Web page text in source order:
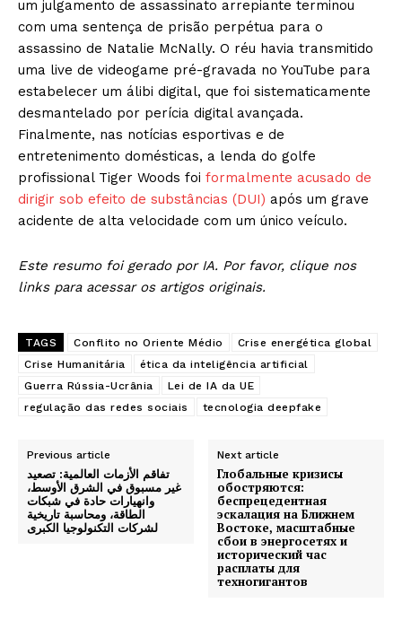
um julgamento de assassinato arrepiante terminou
com uma sentença de prisão perpétua para o
assassino de Natalie McNally. O réu havia transmitido
uma live de videogame pré-gravada no YouTube para
estabelecer um álibi digital, que foi sistematicamente
desmantelado por perícia digital avançada.
Finalmente, nas notícias esportivas e de
entretenimento domésticas, a lenda do golfe
profissional Tiger Woods foi formalmente acusado de
dirigir sob efeito de substâncias (DUI) após um grave
acidente de alta velocidade com um único veículo.
Este resumo foi gerado por IA. Por favor, clique nos
links para acessar os artigos originais.
TAGS Conflito no Oriente Médio
Crise energética global
Crise Humanitária
ética da inteligência artificial
Guerra Rússia-Ucrânia
Lei de IA da UE
regulação das redes sociais
tecnologia deepfake
Previous article
تفاقم الأزمات العالمية: تصعيد
غير مسبوق في الشرق الأوسط،
وانهيارات حادة في شبكات
الطاقة، ومحاسبة تاريخية
لشركات التكنولوجيا الكبرى
Next article
Глобальные кризисы
обостряются:
беспрецедентная
эскалация на Ближнем
Востоке, масштабные
сбои в энергосетях и
исторический час
расплаты для
техногигантов